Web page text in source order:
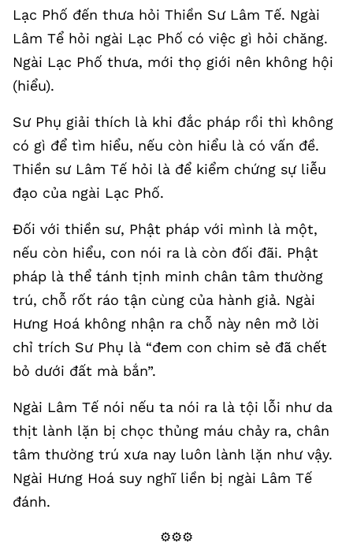
Lạc Phố đến thưa hỏi Thiền Sư Lâm Tế. Ngài
Lâm Tể hỏi ngài Lạc Phố có việc gì hỏi chăng.
Ngài Lạc Phố thưa, mới thọ giới nên không hội
(hiểu).
Sư Phụ giải thích là khi đắc pháp rồi thì không
có gì để tìm hiểu, nếu còn hiểu là có vấn đề.
Thiền sư Lâm Tế hỏi là để kiểm chứng sự liễu
đạo của ngài Lạc Phố.
Đối với thiền sư, Phật pháp với mình là một,
nếu còn hiểu, con nói ra là còn đối đãi. Phật
pháp là thể tánh tịnh minh chân tâm thường
trú, chỗ rốt ráo tận cùng của hành giả. Ngài
Hưng Hoá không nhận ra chỗ này nên mở lời
chỉ trích Sư Phụ là “đem con chim sẻ đã chết
bỏ dưới đất mà bắn”.
Ngài Lâm Tế nói nếu ta nói ra là tội lỗi như da
thịt lành lặn bị chọc thủng máu chảy ra, chân
tâm thường trú xưa nay luôn lành lặn như vậy.
Ngài Hưng Hoá suy nghĩ liền bị ngài Lâm Tế
đánh.
⚙️⚙️⚙️